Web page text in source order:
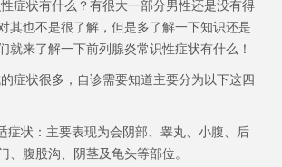
症状有什么？有很大一部分男性还是没有得
其也不是很了解，但是多了解一下知识还是
就来了解一下前列腺炎常识性症状有什么！
症状很多，自诊需要知道主要分为以下这四
症状：主要表现为会阴部、睾丸、小腹、后
、腹股沟、阴茎及龟头等部位。